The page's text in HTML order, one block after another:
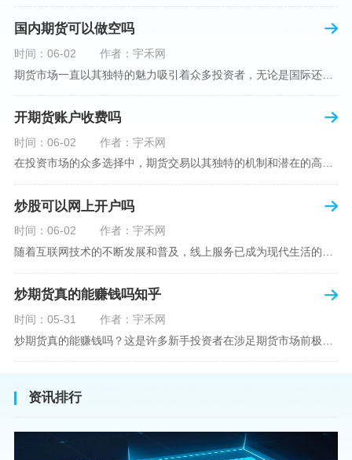
国内期货可以做空吗
时间：06-02
作者：宇禾网
期货市场一直以其独特的魅力吸引着众多投资者，无论是国际还是国内场景下，其波澜壮阔的市场行情都给予了投资者无限遐想。今天，我们将深入探讨一个特别的问题——"国内期货可以做空吗"？这个问题不仅关乎投资者的策略布局，更涉及到期货市场机制的基本理解。在深入探讨之前，我们首先需要明确几个期货市场的基础概念。期货，是指在标准化合约基础上，双方承诺在未来某一特定时间以约定价格买卖一定数量的商品或金融产品的合约。它允訸投资者通过买入（做多）或卖出（做空）合约来预测未来价格的变动。我们来揭开国
开期货账户收费吗
时间：06-02
作者：宇禾网
在投资市场的众多选择中，期货交易以其独特的机制和潜在的高收益吸引了不少投资者。但对于初学者而言，步入期货市场的第一步—开设期货账户，往往伴随着众多疑惑，其中一个常见问题就是：“开期货账户需要收费吗？”本文将从各个角度为您详细解读开设期货账户的相关费用，助您清晰理解期货账户的开设流程及其成本。在开始探讨相关费用前，我们首先简要了解一下期货账户的开设流程。通常情况下，开设期货账户需要您选择一家具有良好信誉的期货公司或经纪公司，填写账户开设申请表格，并提交身份证明与初步的资金证明等
炒股可以网上开户吗
时间：06-02
作者：宇禾网
随着互联网技术的不断发展和普及，线上服务已成为现代生活的一部分。在金融市场方面，炒股已不再是股票交易所和证券公司营业大厅的专利，网上开户成为了一种便捷的选择。本文旨在详细介绍网上炒股开户的流程、优点以及注意事项，助您更好地了解和踏入线上股票交易的大门。网上开户，即通过互联网申请并完成证券账户及资金账户的开设过程，允许投资者在电子设备上进行股票、债券等金融工具的交易。随着移动支付和电子认证技术的进步，网上开户过程已经变得非常快捷和安全。选择证券公司：您需要选择一家提供网上开户服
炒期货真的能赚钱吗知乎
时间：05-31
作者：宇禾网
炒期货真的能赚钱吗？这是许多新手投资者在涉足期货市场前极力寻求答案的问题。期货作为一种金融衍生品，它不仅具有高杠杆的特性，同时也伴随着高风险。在知乎这样一个汇聚各领域专业人士分享知识和经验的平台上，我们可以找到关于炒期货赚钱问题的多角度解读。本文将深入探讨炒期货能否赚钱的问题，并结合知乎上的真实案例分析和专业观点，帮助读者形成自己的看法。在讨论是否能通过炒期货赚钱之前，我们首先需要理解期货市场的基本机制。期货，是一种标准化的、具有法律约束力的合约，涉及在未来某个特定时间以特定
资讯排行